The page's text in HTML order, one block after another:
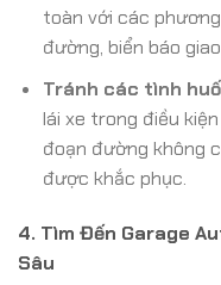
toàn với các
đường, biển báo
Tránh các tình
lái xe trong điều
đoạn đường không
được khắc phục.
4. Tìm Đến Garage
Sâu